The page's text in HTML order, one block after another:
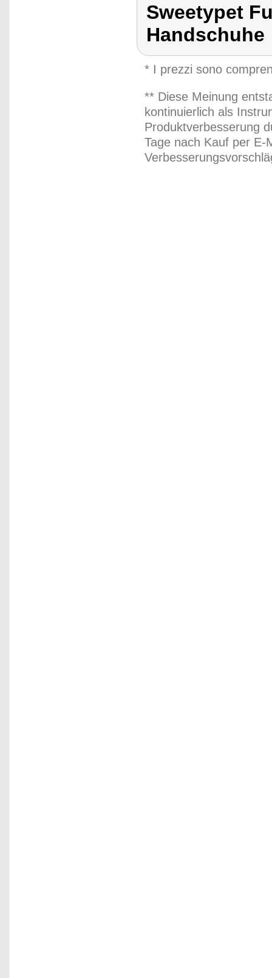
Sweetypet
Handschuhe
* I prezzi sono
** Diese Meinung
kontinuierlich als
Produktverbesserung
Tage nach Kauf per E-